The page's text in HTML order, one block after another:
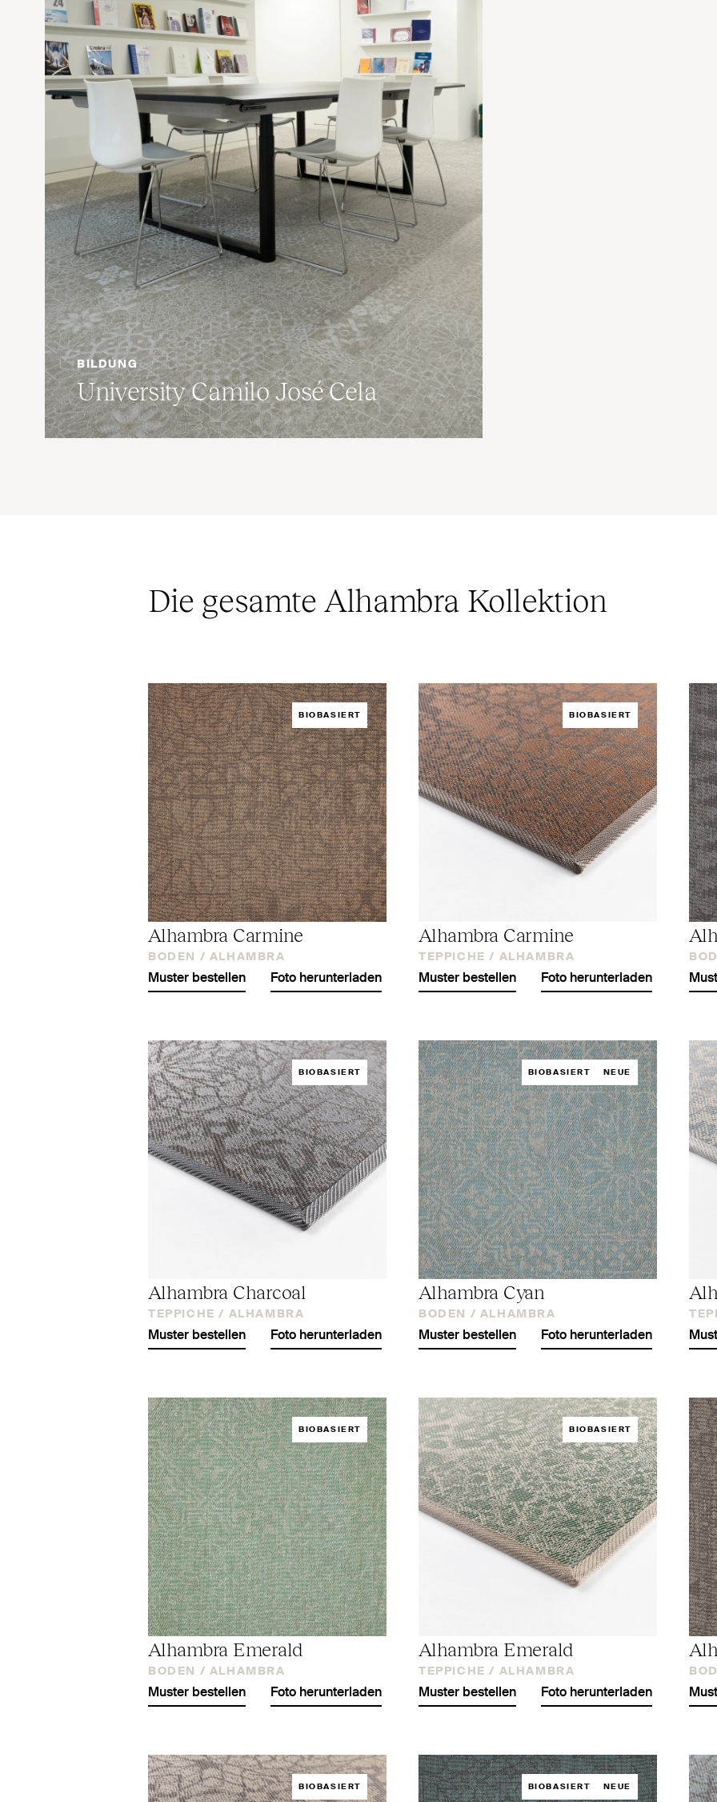
BILDUNG
University Camilo José Cela
Die gesamte Alhambra Kollektion
BIOBASIERT
Alhambra Carmine
BODEN / ALHAMBRA
Muster bestellen Foto herunterladen
BIOBASIERT
Alhambra Carmine
TEPPICHE / ALHAMBRA
Muster bestellen Foto herunterladen
BIOBASIERT
Alhambra Charcoal
TEPPICHE / ALHAMBRA
Muster bestellen Foto herunterladen
BIOBASIERT NEUE
Alhambra Cyan
BODEN / ALHAMBRA
Muster bestellen Foto herunterladen
BIOBASIERT
Alhambra Emerald
BODEN / ALHAMBRA
Muster bestellen Foto herunterladen
BIOBASIERT
Alhambra Emerald
TEPPICHE / ALHAMBRA
Muster bestellen Foto herunterladen
BIOBASIERT BIOBASIERT NEUE